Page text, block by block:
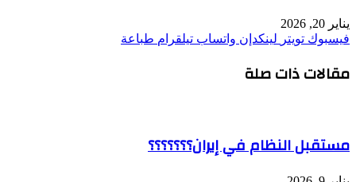
يناير 20, 2026
فيسبوك تويتر لينكدإن واتساب تيلقرام طباعة
مقالات ذات صلة
مستقبل النظام في إيران؟؟؟؟؟؟؟